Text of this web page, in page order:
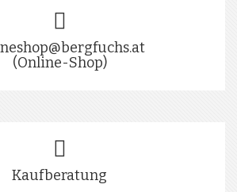
(Online-Shop)
Kaufberatung